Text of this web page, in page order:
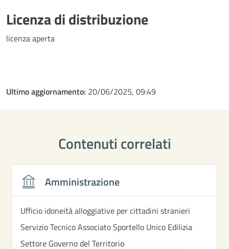
Licenza di distribuzione
licenza aperta
Ultimo aggiornamento: 20/06/2025, 09:49
Contenuti correlati
Amministrazione
Ufficio idoneità alloggiative per cittadini stranieri
Servizio Tecnico Associato Sportello Unico Edilizia
Settore Governo del Territorio